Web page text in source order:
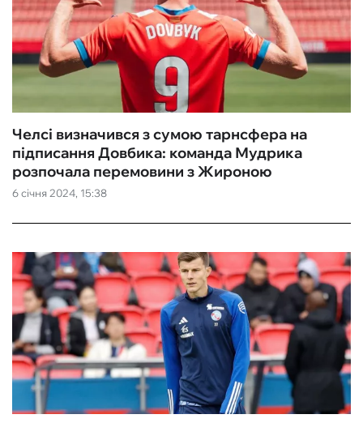
6 січня 2024, 15:38
Челсі визначився з сумою тарнсфера на
підписання Довбика: команда Мудрика
розпочала перемовини з Жироною